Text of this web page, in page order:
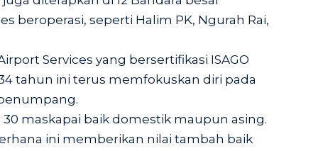
beroperasi, seperti Halim PK, Ngurah Rai,
Services yang bersertifikasi ISAGO
tahun ini terus memfokuskan diri pada
maskapai baik domestik maupun asing.
ini memberikan nilai tambah baik